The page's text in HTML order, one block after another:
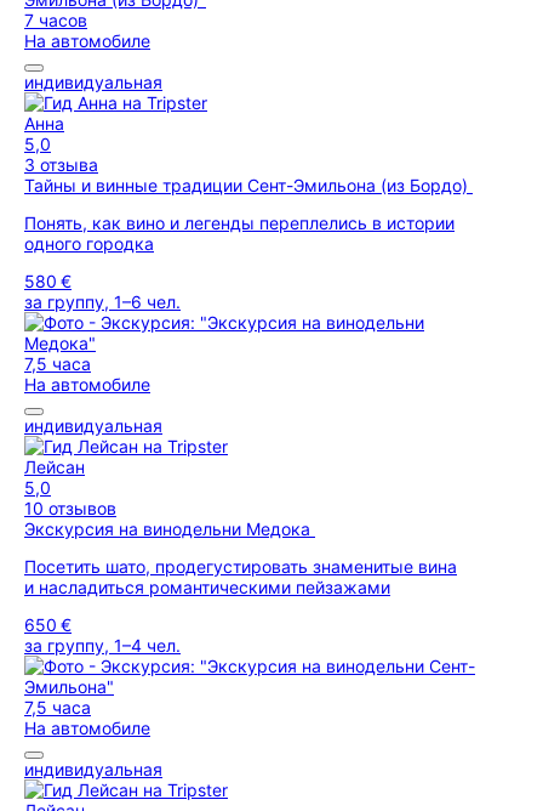
7 часов
На автомобиле
индивидуальная
Анна
5,0
3 отзыва
Тайны и винные традиции Сент-Эмильона (из Бордо)
Понять, как вино и легенды переплелись в истории
одного городка
580 €
за группу, 1–6 чел.
7,5 часа
На автомобиле
индивидуальная
Лейсан
5,0
10 отзывов
Экскурсия на винодельни Медока
Посетить шато, продегустировать знаменитые вина
и насладиться романтическими пейзажами
650 €
за группу, 1–4 чел.
7,5 часа
На автомобиле
индивидуальная